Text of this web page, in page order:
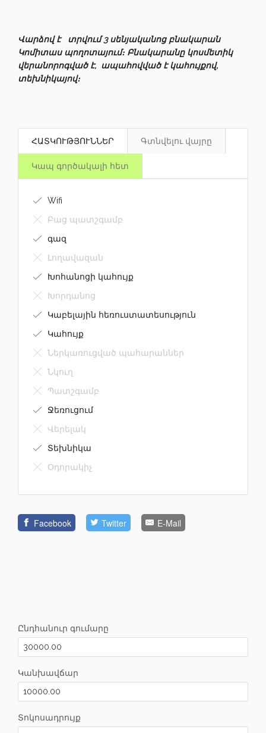
Վարձով է տրվում 3 սենյականոց բնակարան
Կոմիտաս պողոտայում։ Բնակարանը կոսմետիկ
վերանորոգված է, ապահովված է կահույքով,
տեխնիկայով։
ՀԱՏԿՈՒԹՅՈՒՆՆԵՐ Գտնվելու վայրը
Կապ գործակալի հետ
Wifi
Բաց պատշգամբ
գազ
Լողավազան
Խոհանոցի կահույք
Խորդանոց
Կաբելային հեռուստատեսություն
Կահույք
Ներկառուցված պահարաններ
Նկուղ
Պատշգամբ
Ջեռուցում
Վերելակ
Տեխնիկա
Օդորակիչ
Facebook Twitter E-Mail
Ընդհանուր գումարը
Կանխավճար
Տոկոսադրույք